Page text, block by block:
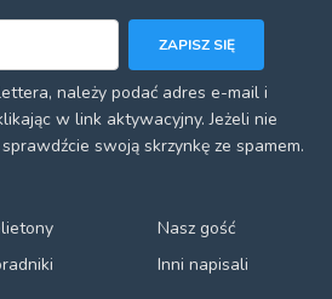
Nasz gość
Inni napisali
ZAPISZ SIĘ
należy podać adres e-mail i
w link aktywacyjny. Jeżeli nie
swoją skrzynkę ze spamem.